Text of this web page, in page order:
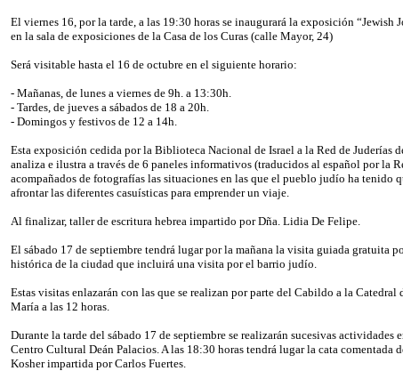
El viernes 16, por la tarde, a las 19:30 horas se inaugurará la exposición “Jewish
en la sala de exposiciones de la Casa de los Curas (calle Mayor, 24)
Será visitable hasta el 16 de octubre en el siguiente horario:
- Mañanas, de lunes a viernes de 9h. a 13:30h.
- Tardes, de jueves a sábados de 18 a 20h.
- Domingos y festivos de 12 a 14h.
Esta exposición cedida por la Biblioteca Nacional de Israel a la Red de Juderías
analiza e ilustra a través de 6 paneles informativos (traducidos al español por la
acompañados de fotografías las situaciones en las que el pueblo judío ha tenido
afrontar las diferentes casuísticas para emprender un viaje.
Al finalizar, taller de escritura hebrea impartido por Dña. Lidia De Felipe.
El sábado 17 de septiembre tendrá lugar por la mañana la visita guiada gratuita
histórica de la ciudad que incluirá una visita por el barrio judío.
Estas visitas enlazarán con las que se realizan por parte del Cabildo a la Catedral
María a las 12 horas.
Durante la tarde del sábado 17 de septiembre se realizarán sucesivas actividades
Centro Cultural Deán Palacios. A las 18:30 horas tendrá lugar la cata comentada
Kosher impartida por Carlos Fuertes.